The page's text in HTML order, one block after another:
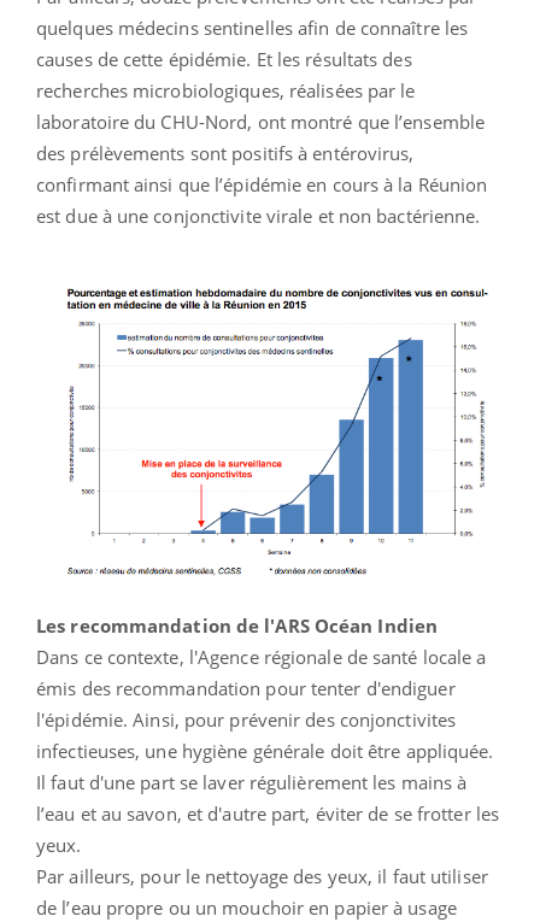
quelques médecins sentinelles afin de connaître les
causes de cette épidémie. Et les résultats des
recherches microbiologiques, réalisées par le
laboratoire du CHU-Nord, ont montré que l’ensemble
des prélèvements sont positifs à entérovirus,
confirmant ainsi que l’épidémie en cours à la Réunion
est due à une conjonctivite virale et non bactérienne.
Les recommandation de l'ARS Océan Indien
Dans ce contexte, l'Agence régionale de santé locale a
émis des recommandation pour tenter d'endiguer
l'épidémie. Ainsi, pour prévenir des conjonctivites
infectieuses, une hygiène générale doit être appliquée.
Il faut d'une part se laver régulièrement les mains à
l’eau et au savon, et d'autre part, éviter de se frotter les
yeux.
Par ailleurs, pour le nettoyage des yeux, il faut utiliser
de l’eau propre ou un mouchoir en papier à usage